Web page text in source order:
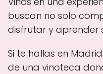
buscan no solo
disfrutar y aprender
Si te hallas en
de una vinoteca